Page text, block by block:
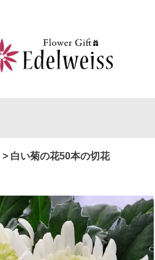
白い菊の花50本の切花